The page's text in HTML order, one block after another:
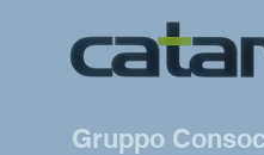
Gruppo